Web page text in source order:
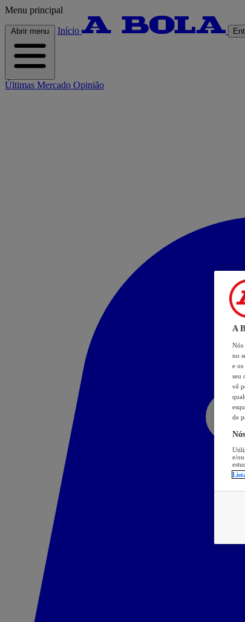
Menu principal
Abrir menu Início
Últimas Mercado Opinião
A
Nós
no
e
seu
vê
de
e/